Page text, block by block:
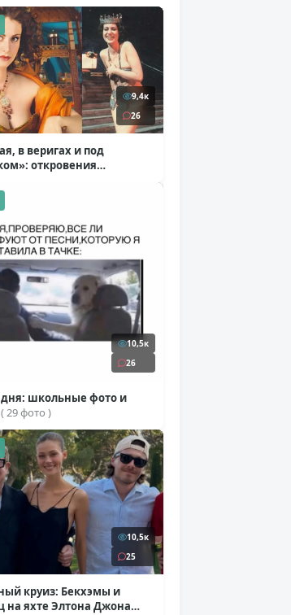
9,4к
26
в веригах и под
откровения
)
10,5к
26
школьные фото и
( 29 фото )
10,5к
25
круиз: Бекхэмы и
на яхте Элтона Джона